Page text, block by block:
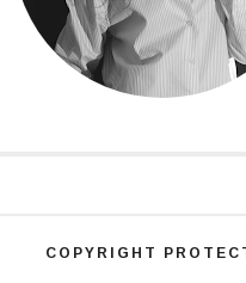
COPYRIGHT